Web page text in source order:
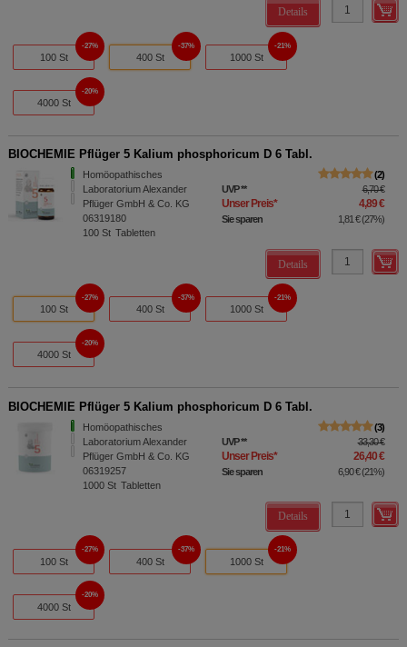
Details
100 St
27%
400 St
37%
1000 St
21%
4000 St
20%
BIOCHEMIE Pflüger 5 Kalium phosphoricum D 6 Tabl.
Homöopathisches
Laboratorium Alexander
Pflüger GmbH & Co. KG
06319180
100 St Tabletten
2
UVP** 6,70 €
Unser Preis* 4,89 €
Sie sparen 1,81 €(27%)
Details
100 St
27%
400 St
37%
1000 St
21%
4000 St
20%
BIOCHEMIE Pflüger 5 Kalium phosphoricum D 6 Tabl.
Homöopathisches
Laboratorium Alexander
Pflüger GmbH & Co. KG
06319257
1000 St Tabletten
3
UVP** 33,30 €
Unser Preis* 26,40 €
Sie sparen 6,90 €(21%)
Details
100 St
27%
400 St
37%
1000 St
21%
4000 St
20%